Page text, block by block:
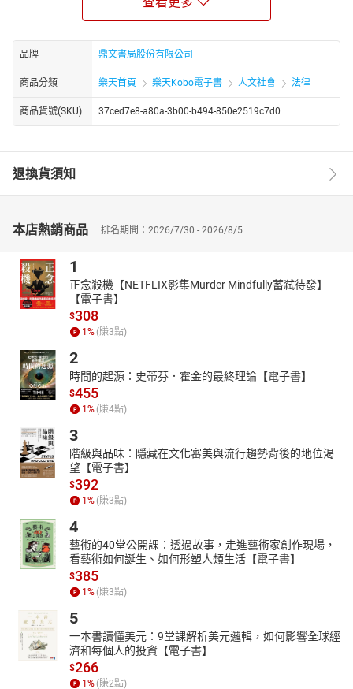
《範文選例》─根據相關考試題型，分為命題式作文、設定情境作文
與引導式作文，集結、編撰成標準作文範例，各篇文章皆提供段落
結構分析及相關名言佳句，協助考生有效率地研讀、背誦及模擬。
《精選試題》─收錄 20 回精選試題與擬答，透過反覆不斷的練習，
才能強化寫作技巧，提升作文實力。
屬事業新進職員、台電僱員、臺菸酒從業職員考試歷屆試題，並完
整收錄 113 年國營臺鐵從業人員甄試 8 ～ 11 階之作文試題，皆附有
【學習方式】
作文寫作是國文基本撰寫能力測試，最重要是內容精鍊、立意創新
字體之習慣；見到佳句名言應反覆背誦或隨手寫個幾次以加深印
計文章結構，讓文章一氣呵成，首尾連貫。正式考試時，由於閱卷
者通常最注重首尾兩段的起承轉合與前後呼應，故應加倍注重審題
及首尾兩段的撰寫。
在整體的學習策略上，建議考生以閱讀《作文特急行》為基礎，行
有餘力再搭配其他散文文學、小說、文言文等書籍，以提升寫作的
程度；並於考前數星期隨時做作文、論文的模擬練習，習於文章的
審題與寫作，考試時才不易緊張，而能文筆通暢、字字珠璣。
【重要須知】
凡購買本書者，請於購買當下或購買後，將本書快速瀏覽一遍，若
發現本書有錯頁、空白、污損等情事發生，請於最短時日內向本社
退換書，以免影響您學習之權益與上榜可能之機會！
試閱內容為電子書版本，紙本書籍為單色印刷。
品牌 鼎文書局股份有限公司
商品分類 樂天首頁 樂天Kobo電子書 人文社會 法律
商品貨號(SKU) 37ced7e8-a80a-3b00-b494-850e2519c7d0
退換貨須知
本店熱銷商品 排名期間：2026/7/30 - 2026/8/5
1
正念殺機【NETFLIX影集Murder Mindfully蓄弒待發】
【電子書】
$308
1 % (賺3點)
2
時間的起源：史蒂芬．霍金的最終理論【電子書】
$455
1 % (賺4點)
3
階級與品味：隱藏在文化審美與流行趨勢背後的地位渴
望【電子書】
$392
1 % (賺3點)
4
藝術的40堂公開課：透過故事，走進藝術家創作現場，
看藝術如何誕生、如何形塑人類生活【電子書】
$385
1 % (賺3點)
5
一本書讀懂美元：9堂課解析美元邏輯，如何影響全球經
濟和每個人的投資【電子書】
$266
1 % (賺2點)